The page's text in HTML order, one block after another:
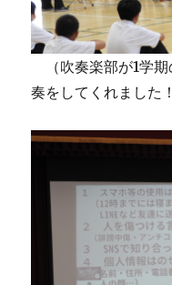
（吹奏楽部が1学
奏をしてくれました！